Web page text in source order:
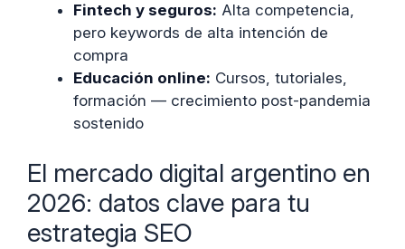
Fintech y seguros: Alta competencia,
pero keywords de alta intención de
compra
Educación online: Cursos, tutoriales,
formación — crecimiento post-pandemia
sostenido
El mercado digital argentino en
2026: datos clave para tu
estrategia SEO